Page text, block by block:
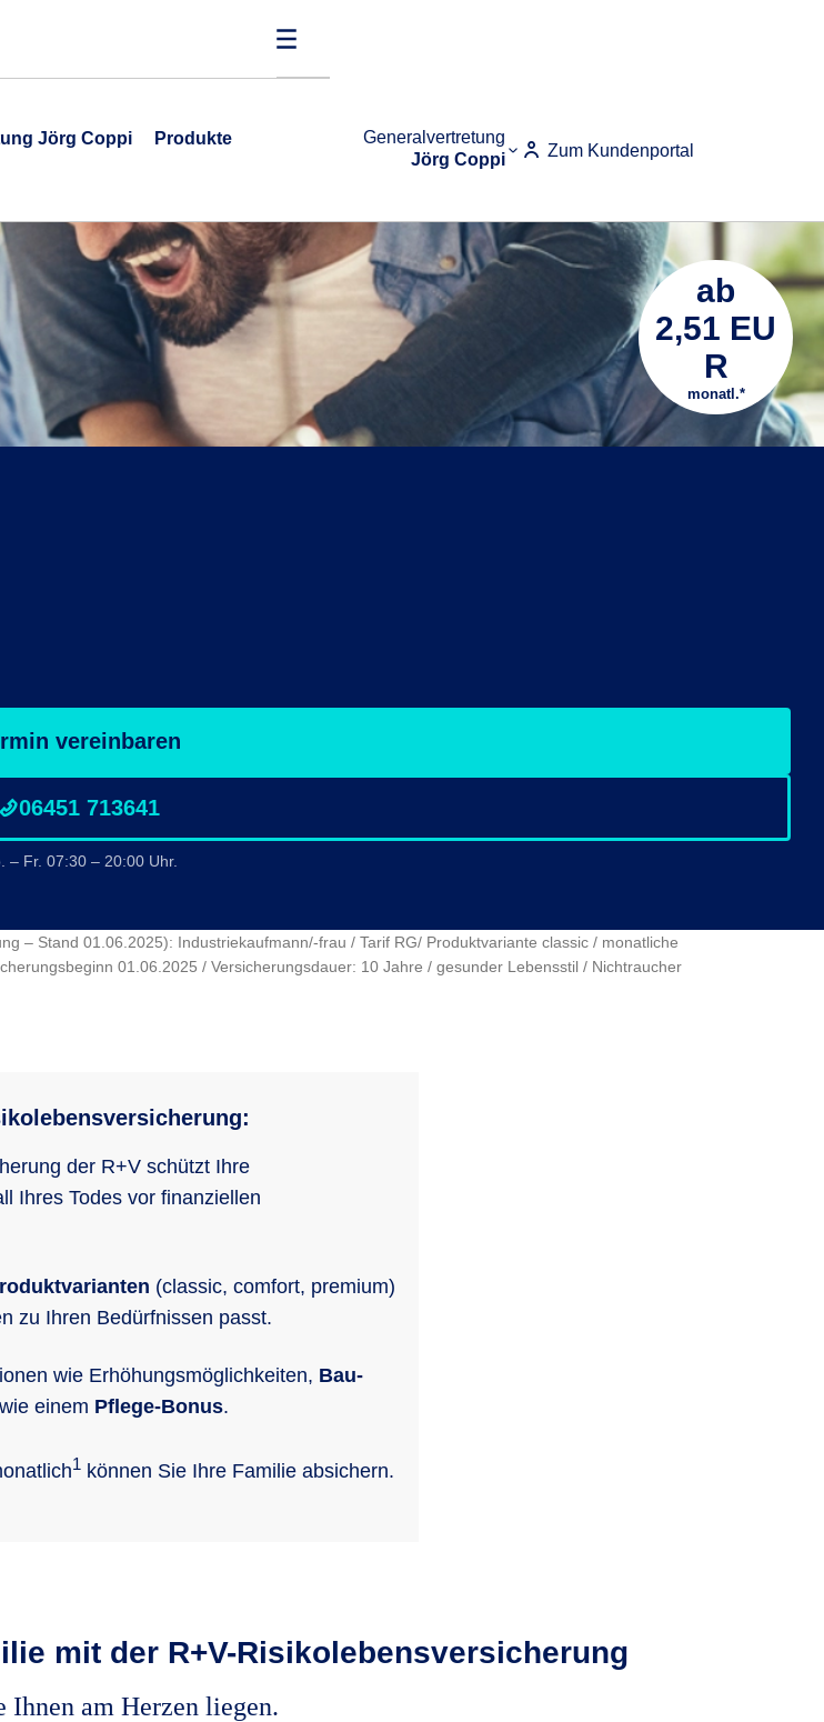
Generalvertretung
Jörg Coppi
Zum Kundenportal
Jörg Coppi Produkte
vereinbaren
06451 713641
– Fr. 07:30 – 20:00 Uhr.
ab
2,51 EU
R
monatl.*
– Stand 01.06.2025): Industriekaufmann/-frau / Tarif RG/ Produktvariante classic / monatliche
01.06.2025 / Versicherungsdauer: 10 Jahre / gesunder Lebensstil / Nichtraucher
der R+V schützt Ihre
Ihres Todes vor finanziellen
(classic, comfort, premium)
zu Ihren Bedürfnissen passt.
wie Erhöhungsmöglichkeiten, Bau-
einem Pflege-Bonus.
1können Sie Ihre Familie absichern.
mit der R+V-Risikolebensversicherung
Ihnen am Herzen liegen.